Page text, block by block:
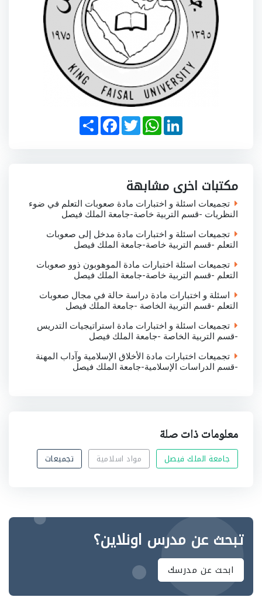
S
h
a
F
a
c
T
w
i
W
h
a
p
p
L
i
n
n
مكتبات اخرى مشابهة
تجميعات اسئلة و اختبارات مادة صعوبات التعلم في ضوء
النظريات -قسم التربية خاصة-جامعة الملك فيصل
تجميعات اسئلة و اختبارات مادة مدخل إلى صعوبات
التعلم -قسم التربية خاصة-جامعة الملك فيصل
تجميعات اسئلة اختبارات مادة الموهوبون ذوو صعوبات
التعلم -قسم التربية خاصة-جامعة الملك فيصل
اسئلة و اختبارات مادة دراسة حالة في مجال صعوبات
التعلم -قسم التربية الخاصة -جامعة الملك فيصل
تجميعات اسئلة و اختبارات مادة استراتيجيات التدريس
-قسم التربية الخاصة -جامعة الملك فيصل
تجميعات اختبارات مادة الأخلاق الإسلامية وآداب المهنة
-قسم الدراسات الإسلامية-جامعة الملك فيصل
معلومات ذات صلة
جامعة الملك فيصل مواد اسلامية تجميعات
تبحث عن مدرس اونلاين؟
ابحث عن مدرسك